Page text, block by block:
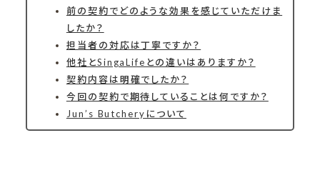
前の契約でどのような効果を感じていただけま
したか？
担当者の対応は丁寧ですか？
他社とSingaLifeとの違いはありますか？
契約内容は明確でしたか？
今回の契約で期待していることは何ですか？
Jun’s Butcheryについて